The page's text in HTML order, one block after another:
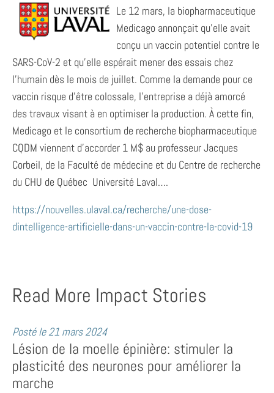
Le 12 mars, la biopharmaceutique
Medicago annonçait qu’elle avait
conçu un vaccin potentiel contre le
SARS-CoV-2 et qu’elle espérait mener des essais chez
l’humain dès le mois de juillet. Comme la demande pour ce
vaccin risque d’être colossale, l’entreprise a déjà amorcé
des travaux visant à en optimiser la production. À cette fin,
Medicago et le consortium de recherche biopharmaceutique
CQDM viennent d’accorder 1 M$ au professeur Jacques
Corbeil, de la Faculté de médecine et du Centre de recherche
du CHU de Québec  Université Laval….
https://nouvelles.ulaval.ca/recherche/une-dose-
dintelligence-artificielle-dans-un-vaccin-contre-la-covid-19
Read More Impact Stories
Posté le 21 mars 2024
Lésion de la moelle épinière: stimuler la
plasticité des neurones pour améliorer la
marche